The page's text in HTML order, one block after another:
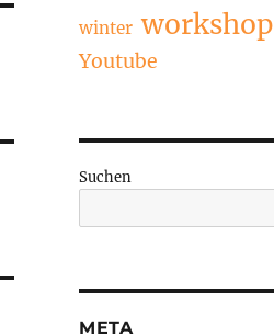
winter workshop
Youtube
Suchen
META